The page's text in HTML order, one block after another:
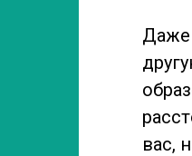
Даже
вас,